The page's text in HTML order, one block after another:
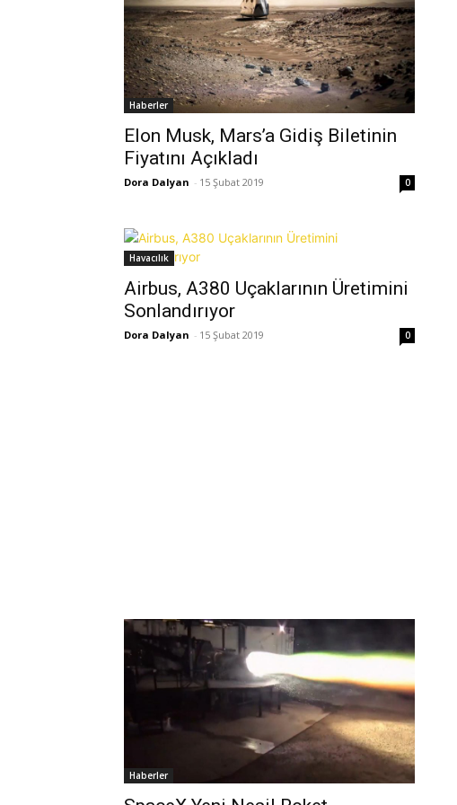
Haberler
Elon Musk, Mars’a Gidiş Biletinin
Fiyatını Açıkladı
Dora Dalyan - 15 Şubat 2019 0
Havacılık
Airbus, A380 Uçaklarının Üretimini
Sonlandırıyor
Dora Dalyan - 15 Şubat 2019 0
Haberler